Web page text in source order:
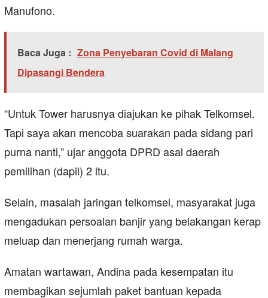
Manufono.
Baca Juga : Zona Penyebaran Covid di Malang
Dipasangi Bendera
“Untuk Tower harusnya diajukan ke pihak Telkomsel.
Tapi saya akan mencoba suarakan pada sidang pari
purna nanti,” ujar anggota DPRD asal daerah
pemilihan (dapil) 2 itu.
Selain, masalah jaringan telkomsel, masyarakat juga
mengadukan persoalan banjir yang belakangan kerap
meluap dan menerjang rumah warga.
Amatan wartawan, Andina pada kesempatan itu
membagikan sejumlah paket bantuan kepada